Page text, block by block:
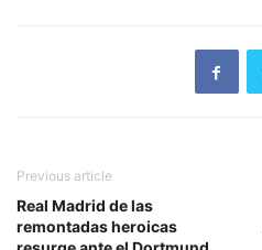
Previous article
Real Madrid de las
remontadas heroicas